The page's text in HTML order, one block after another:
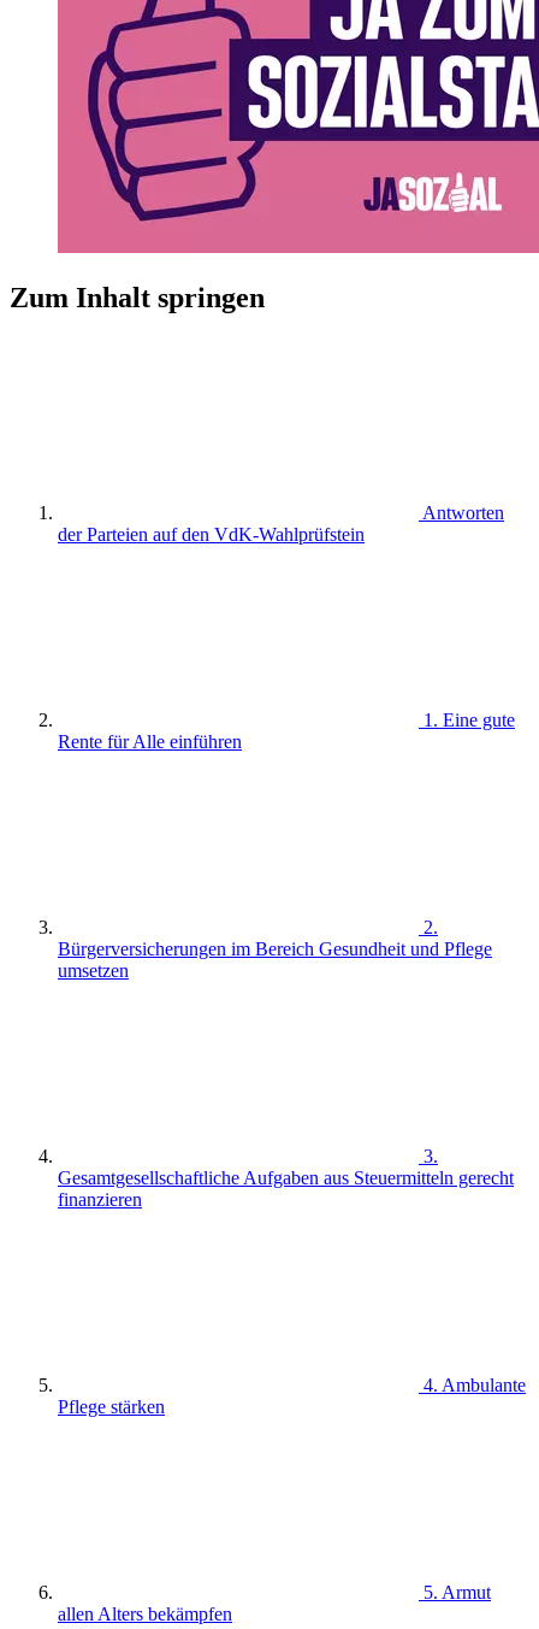
Zum Inhalt springen
Antworten
der Parteien auf den VdK-Wahlprüfstein
1. Eine gute
Rente für Alle einführen
2.
Bürgerversicherungen im Bereich Gesundheit und Pflege
umsetzen
3.
Gesamtgesellschaftliche Aufgaben aus Steuermitteln gerecht
finanzieren
4. Ambulante
Pflege stärken
5. Armut
allen Alters bekämpfen